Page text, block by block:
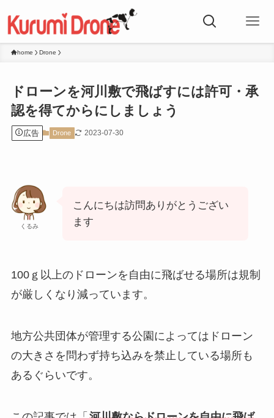
home Drone
ドローンを河川敷で飛ばすには許可・承
認を得てからにしましょう
広告 Drone 2023-07-30
くるみ
こんにちは訪問ありがとうござい
ます
100ｇ以上のドローンを自由に飛ばせる場所は規制
が厳しくなり減っています。
地方公共団体が管理する公園によってはドローン
の大きさを問わず持ち込みを禁止している場所も
あるぐらいです。